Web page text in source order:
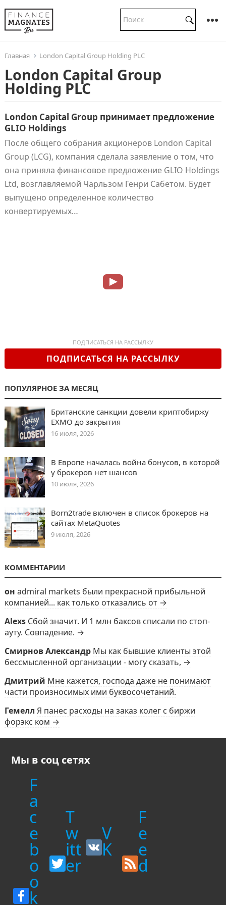
Главная London Capital Group Holding PLC
London Capital Group
Holding PLC
London Capital Group принимает предложение
GLIO Holdings
После общего собрания акционеров London Capital
Group (LCG), компания сделала заявление о том, что
она приняла финансовое предложение GLIO Holdings
Ltd, возглавляемой Чарльзом Генри Сабетом. Будет
выпущено определенное количество
конвертируемых…
ПОДПИСАТЬСЯ НА РАССЫЛКУ
ПОДПИСАТЬСЯ НА РАССЫЛКУ
ПОПУЛЯРНОЕ ЗА МЕСЯЦ
Британские санкции довели криптобиржу
EXMO до закрытия
16 июля, 2026
В Европе началась война бонусов, в которой
у брокеров нет шансов
10 июля, 2026
Born2trade включен в список брокеров на
сайтах MetaQuotes
9 июля, 2026
КОММЕНТАРИИ
он admiral markets были прекрасной прибыльной
компанией... как только отказались от →
Alexs Сбой значит. И 1 млн баксов списали по стоп-
ауту. Совпадение. →
Смирнов Александр Мы как бывшие клиенты этой
бессмысленной организации - могу сказать, →
Дмитрий Мне кажется, господа даже не понимают
части произносимых ими буквосочетаний.
Гемелл Я панес расходы на заказ колег с биржи
форэкс ком →
Мы в соц сетях
F
a
c
e
b
o
o
k
T
w
itt
er
V
K
F
e
e
d